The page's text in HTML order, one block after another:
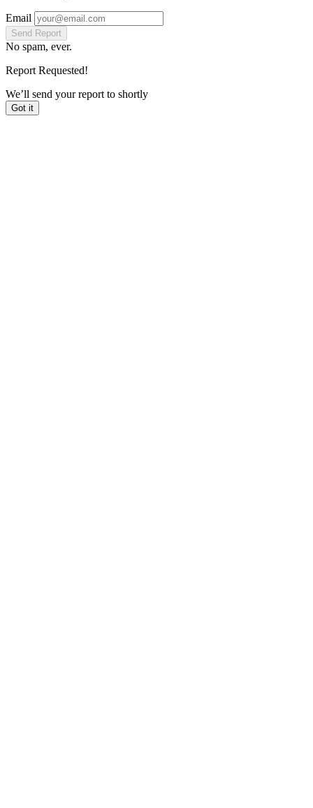
Email
Send Report
No spam, ever.
Report Requested!
We’ll send your report to shortly
Got it